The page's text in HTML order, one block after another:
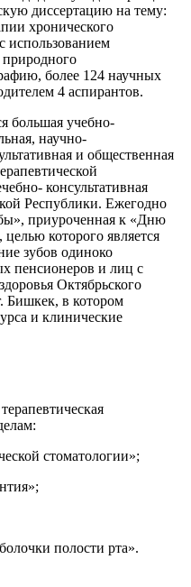
диссертацию на тему:
хронического
использованием
более 124 научных
4 аспирантов.
большая учебно-
научно-
и общественная
консультативная
Республики. Ежегодно
приуроченная к «Дню
которого является
зубов одиноко
пенсионеров и лиц с
Октябрьского
Бишкек, в котором
и клинические
стоматологии»;
полости рта».